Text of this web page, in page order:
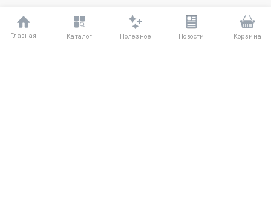
Главная Каталог Полезное Новости Корзина